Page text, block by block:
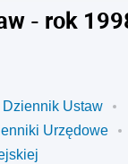
- rok
Dziennik Ustaw
Urzędowe